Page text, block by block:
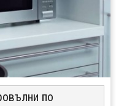
по